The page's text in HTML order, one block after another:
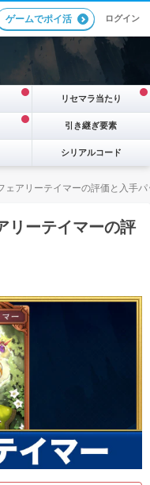
ゲームでポイ活 ログイン
リセマラ当たり
引き継ぎ要素
シリアルコード
ェアリーテイマーの評価と入手パ
リーテイマーの評